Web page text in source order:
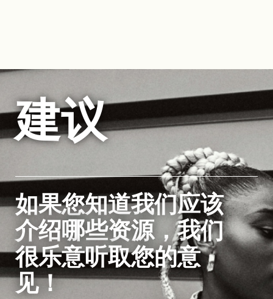
建议
如果您知道我们应该
介绍哪些资源，我们
很乐意听取您的意
见！